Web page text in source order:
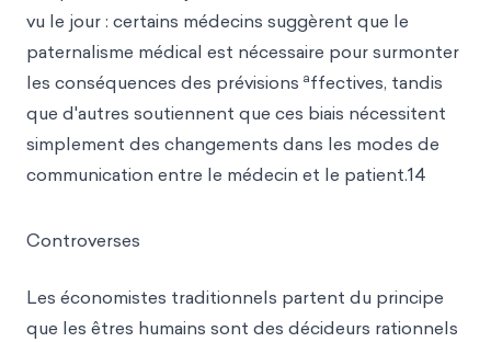
vu le jour : certains médecins suggèrent que le
paternalisme médical est nécessaire pour surmonter
les conséquences des prévisions affectives, tandis
que d'autres soutiennent que ces biais nécessitent
simplement des changements dans les modes de
communication entre le médecin et le patient.14
Controverses
Les économistes traditionnels partent du principe
que les êtres humains sont des décideurs rationnels